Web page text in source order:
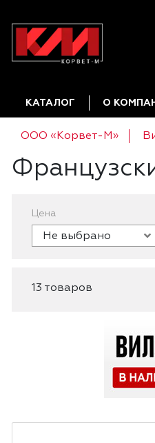
КАТАЛОГ О
ООО «Корвет-М»
Цена
Не выбрано
13 товаров